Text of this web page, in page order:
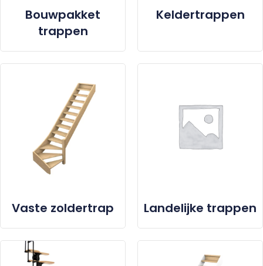
Bouwpakket
trappen
Keldertrappen
Vaste zoldertrap Landelijke trappen